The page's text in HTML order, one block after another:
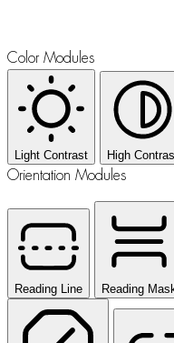
Color Modules
Light Contrast High
Orientation Modules
Reading Line Reading